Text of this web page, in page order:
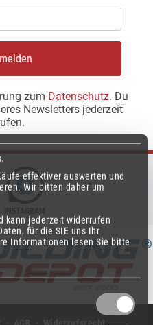
effektiver auswerten und
Wir bitten daher um
kann jederzeit widerrufen
für die SIE uns Ihr
Informationen lesen Sie bitte
zum Datenschutz. Du
Newsletters jederzeit